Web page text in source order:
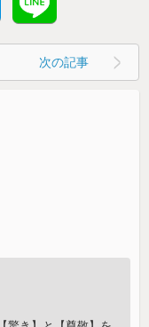
次の記事